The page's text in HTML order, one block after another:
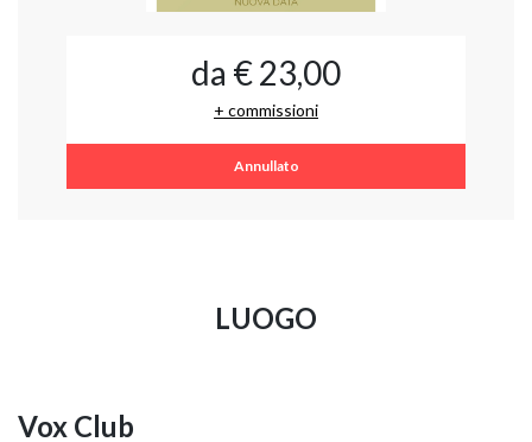
da € 23,00
+ commissioni
Annullato
LUOGO
Vox Club